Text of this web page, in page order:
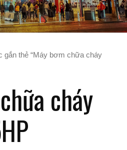
gắn thẻ “Máy bơm chữa cháy
cháy